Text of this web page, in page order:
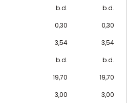
b.d.
b.d.
0,30
0,30
3,54
3,54
b.d.
b.d.
19,70
19,70
3,00 3,00